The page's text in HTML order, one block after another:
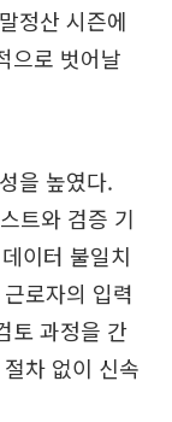
정산 시즌에
으로 벗어날
을 높였다.
트와 검증 기
이터 불일치
로자의 입력
토 과정을 간
차 없이 신속